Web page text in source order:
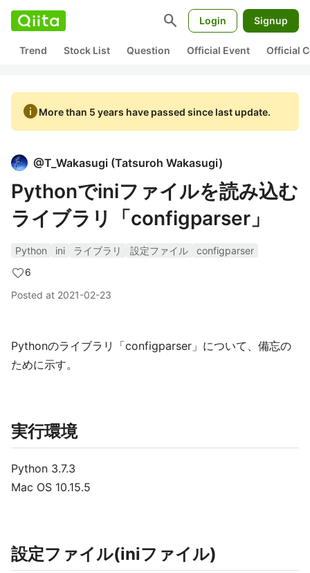
search Login Signup
Trend Stock List Question Official Event Official
infoMore than 5 years have passed since last update.
@T_Wakasugi (Tatsuroh Wakasugi)
Pythonでiniファイルを読み込む
ライブラリ「configparser」
Python ini ライブラリ 設定ファイル
configparser
6
Posted at 2021-02-23
Pythonのライブラリ「configparser」について、備忘の
ために示す。
実行環境
Python 3.7.3
Mac OS 10.15.5
設定ファイル(iniファイル)